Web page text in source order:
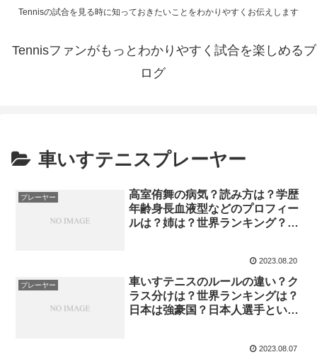
Tennisの試合を見る時に知っておきたいことをわかりやすくお伝えします
Tennisファンがもっとわかりやすく試合を楽しめるブ
ログ
車いすテニスプレーヤー
プレーヤー
高室侑舞の病気？読み方は？学歴
年齢身長血液型などのプロフィー
ルは？姉は？世界ランキング？グ
2023.08.20
プレーヤー
車いすテニスのルールの違い？ク
ラス分けは？世界ランキングは？
日本は強豪国？日本人選手といえ
2023.08.07